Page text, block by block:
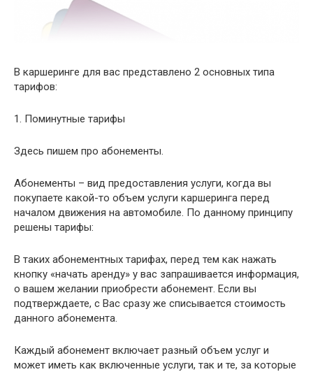
В каршеринге для вас представлено 2 основных типа
тарифов:
1. Поминутные тарифы
Здесь пишем про абонементы.
Абонементы – вид предоставления услуги, когда вы
покупаете какой-то объем услуги каршеринга перед
началом движения на автомобиле. По данному принципу
решены тарифы:
В таких абонементных тарифах, перед тем как нажать
кнопку «начать аренду» у вас запрашивается информация,
о вашем желании приобрести абонемент. Если вы
подтверждаете, с Вас сразу же списывается стоимость
данного абонемента.
Каждый абонемент включает разный объем услуг и
может иметь как включенные услуги, так и те, за которые